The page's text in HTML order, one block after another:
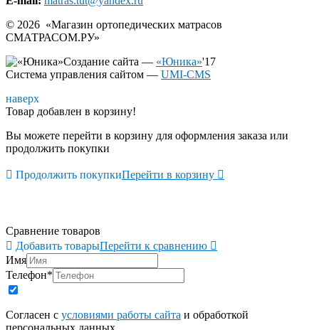
© 2026 «Магазин ортопедических матрасов
СМАТРАСОМ.РУ»
Создание сайта — «Юника»'17
Система управления сайтом — UMI-CMS
наверх
Товар добавлен в корзину!
Вы можете перейти в корзину для оформления заказа или
продолжить покупки
 Продолжить покупкиПерейти в корзину 
Сравнение товаров
 Добавить товарыПерейти к сравнению 
Имя
Телефон*
Согласен с условиями работы сайта и обработкой